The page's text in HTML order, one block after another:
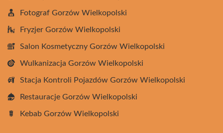
Fotograf Gorzów Wielkopolski
Fryzjer Gorzów Wielkopolski
Salon Kosmetyczny Gorzów Wielkopolski
Wulkanizacja Gorzów Wielkopolski
Stacja Kontroli Pojazdów Gorzów Wielkopolski
Restauracje Gorzów Wielkopolski
Kebab Gorzów Wielkopolski